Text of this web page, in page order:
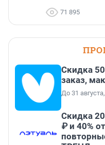
71 895
Скидка
заказ,
До 31
Скидка
₽ и 40%